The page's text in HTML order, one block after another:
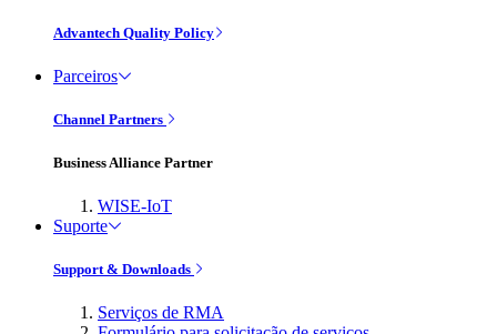
Advantech Quality Policy
Parceiros
Channel Partners
Business Alliance Partner
WISE-IoT
Suporte
Support & Downloads
Serviços de RMA